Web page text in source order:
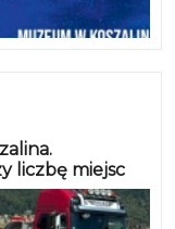
liczbę miejsc
do napojów w
odpowiednie
okazać się
jeszcze nie